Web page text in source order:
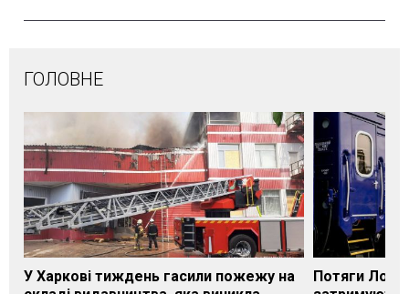
ГОЛОВНЕ
У Харкові тиждень гасили пожежу на
Потяги